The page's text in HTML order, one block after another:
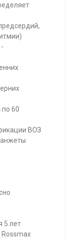
по 60
ВОЗ
5 лет
Rossmax